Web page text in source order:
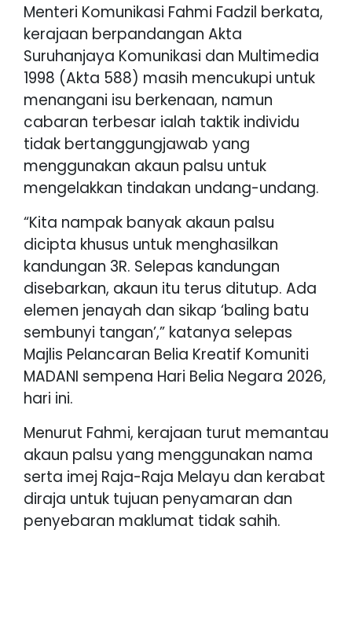
Menteri Komunikasi Fahmi Fadzil berkata,
kerajaan berpandangan Akta
Suruhanjaya Komunikasi dan Multimedia
1998 (Akta 588) masih mencukupi untuk
menangani isu berkenaan, namun
cabaran terbesar ialah taktik individu
tidak bertanggungjawab yang
menggunakan akaun palsu untuk
mengelakkan tindakan undang-undang.
“Kita nampak banyak akaun palsu
dicipta khusus untuk menghasilkan
kandungan 3R. Selepas kandungan
disebarkan, akaun itu terus ditutup. Ada
elemen jenayah dan sikap ‘baling batu
sembunyi tangan’,” katanya selepas
Majlis Pelancaran Belia Kreatif Komuniti
MADANI sempena Hari Belia Negara 2026,
hari ini.
Menurut Fahmi, kerajaan turut memantau
akaun palsu yang menggunakan nama
serta imej Raja-Raja Melayu dan kerabat
diraja untuk tujuan penyamaran dan
penyebaran maklumat tidak sahih.